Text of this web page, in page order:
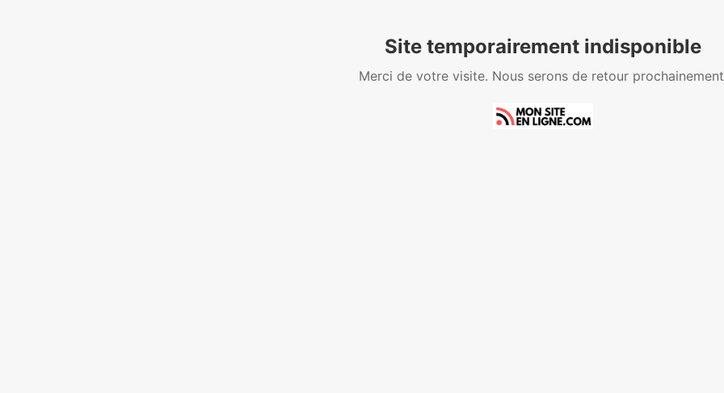
Site temporairement indisponible
Merci de votre visite. Nous serons de retour